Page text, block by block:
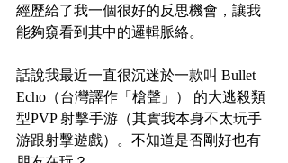
經歷給了我一個很好的反思機會，讓我
能夠窺看到其中的邏輯脈絡。
話說我最近一直很沉迷於一款叫 Bullet
Echo（台灣譯作「槍聲」） 的大逃殺類
型PVP 射擊手游（其實我本身不太玩手
游跟射擊遊戲）。不知道是否剛好也有